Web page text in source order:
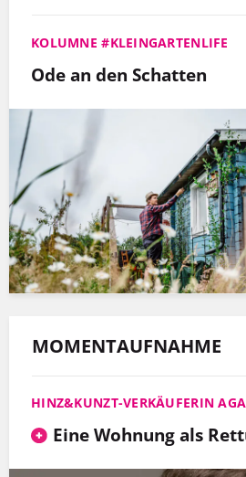
KOLUMNE #KLEINGARTENLIFE
Ode an den Schatten
MOMENTAUFNAHME
HINZ&KUNZT-VERKÄUFERIN
Eine Wohnung als